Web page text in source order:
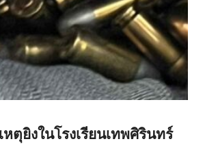
ตุยิงในโรงเรียนเทพศิรินทร์